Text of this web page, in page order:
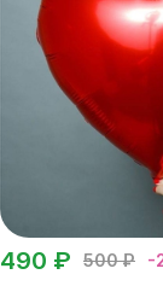
500 ₽ -
490 ₽